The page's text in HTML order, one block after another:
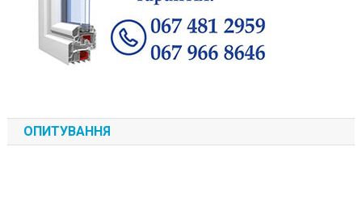
ОПИТУВАННЯ